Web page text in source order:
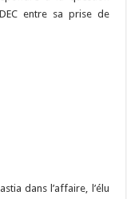
entre sa prise de
dans l’affaire, l’élu